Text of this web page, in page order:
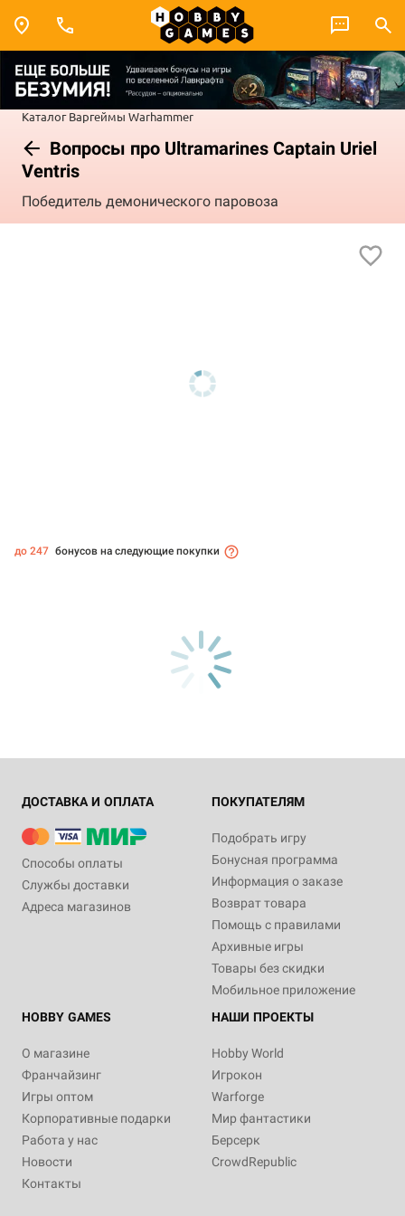
Каталог Варгеймы Warhammer
Вопросы про Ultramarines Captain Uriel
Ventris
Победитель демонического паровоза
до 247 бонусов на следующие покупки
ДОСТАВКА И ОПЛАТА
Способы оплаты
Службы доставки
Адреса магазинов
ПОКУПАТЕЛЯМ
Подобрать игру
Бонусная программа
Информация о заказе
Возврат товара
Помощь с правилами
Архивные игры
Товары без скидки
Мобильное приложение
HOBBY GAMES
О магазине
Франчайзинг
Игры оптом
Корпоративные подарки
Работа у нас
Новости
Контакты
НАШИ ПРОЕКТЫ
Hobby World
Игрокон
Warforge
Мир фантастики
Берсерк
CrowdRepublic